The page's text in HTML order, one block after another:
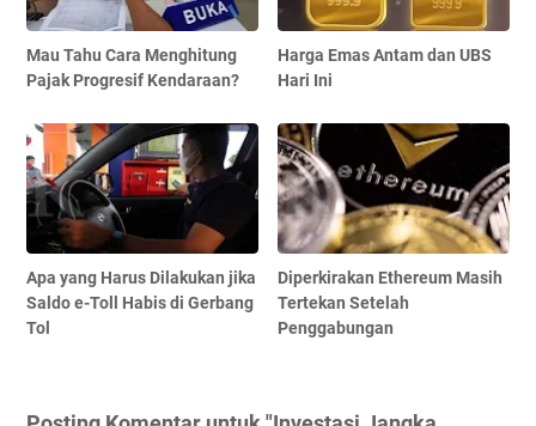
Mau Tahu Cara Menghitung
Pajak Progresif Kendaraan?
Harga Emas Antam dan UBS
Hari Ini
Apa yang Harus Dilakukan jika
Saldo e-Toll Habis di Gerbang
Tol
Diperkirakan Ethereum Masih
Tertekan Setelah
Penggabungan